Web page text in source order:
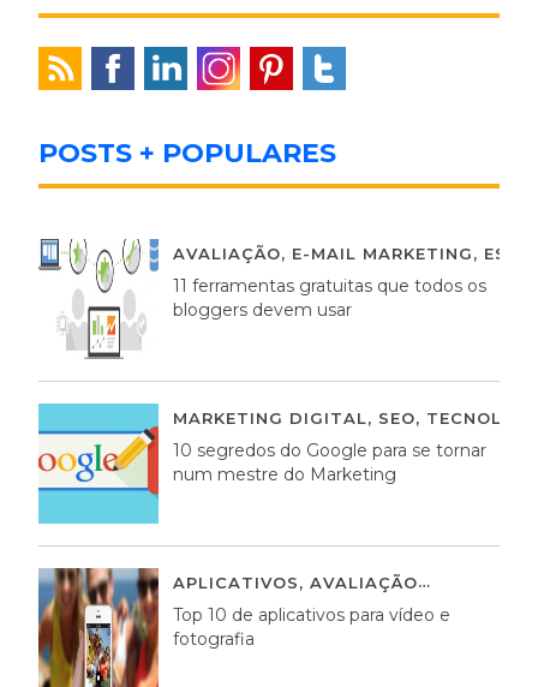
POSTS + POPULARES
AVALIAÇÃO, E-MAIL MARKETING,
11 ferramentas gratuitas que todos os
bloggers devem usar
MARKETING DIGITAL, SEO,
10 segredos do Google para se tornar
num mestre do Marketing
APLICATIVOS, AVALIAÇÃO
Top 10 de aplicativos para vídeo e
fotografia